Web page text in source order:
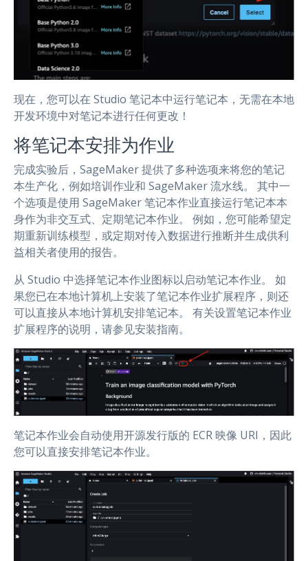
现在，您可以在 Studio 笔记本中运行笔记本，无需在本地
开发环境中对笔记本进行任何更改！
将笔记本安排为作业
完成实验后，SageMaker 提供了多种选项来将您的笔记
本生产化，例如培训作业和 SageMaker 流水线。 其中一
个选项是使用 SageMaker 笔记本作业直接运行笔记本本
身作为非交互式、定期笔记本作业。 例如，您可能希望定
期重新训练模型，或定期对传入数据进行推断并生成供利
益相关者使用的报告。
从 Studio 中选择笔记本作业图标以启动笔记本作业。 如
果您已在本地计算机上安装了笔记本作业扩展程序，则还
可以直接从本地计算机安排笔记本。 有关设置笔记本作业
扩展程序的说明，请参见安装指南。
笔记本作业会自动使用开源发行版的 ECR 映像 URI，因此
您可以直接安排笔记本作业。